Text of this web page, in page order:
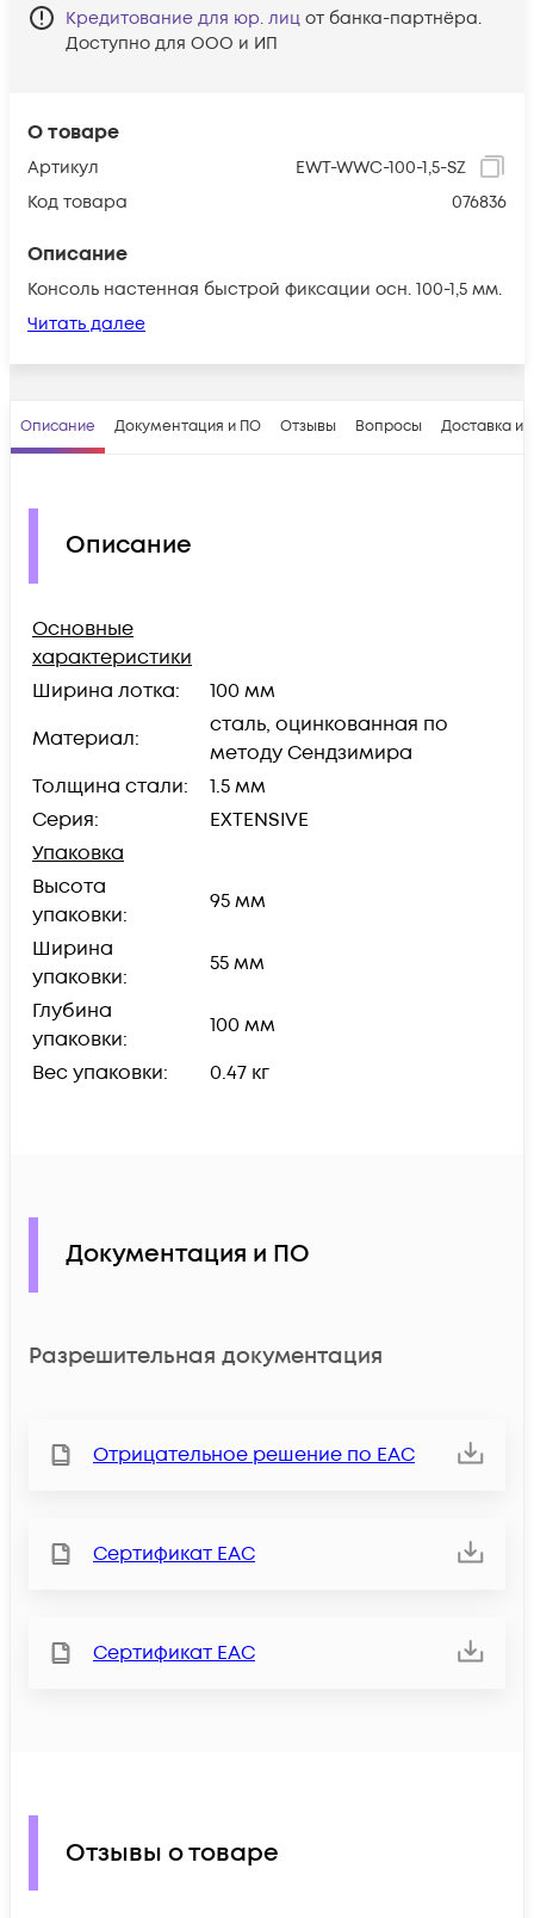
О товаре
Артикул
EWT-WWC-100-1,5-SZ
Код товара
076836
Описание
Консоль настенная быстрой фиксации осн. 100-1,5 мм.
Читать далее
Кредитование для юр. лиц от банка-партнёра.
Доступно для ООО и ИП
Описание Документация и ПО Отзывы Вопросы Доставка и
Описание
Основные
характеристики
Ширина лотка:
100 мм
Материал:
сталь, оцинкованная по
методу Сендзимира
Толщина стали:
1.5 мм
Серия:
EXTENSIVE
Упаковка
Высота
упаковки:
95 мм
Ширина
упаковки:
55 мм
Глубина
упаковки:
100 мм
Вес упаковки:
0.47 кг
Документация и ПО
Разрешительная документация
Отрицательное решение по ЕАС
Сертификат ЕАС
Сертификат ЕАС
Отзывы о товаре